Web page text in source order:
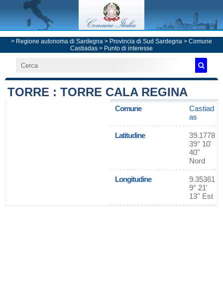
> Regione autonoma di Sardegna > Provincia di Sud Sardegna > Comune
Castiadas > Punto di interesse
TORRE : TORRE CALA REGINA
Comune
Castiad
as
Latitudine
39.1778
39° 10'
40''
Nord
Longitudine
9.35361
9° 21'
13'' Est